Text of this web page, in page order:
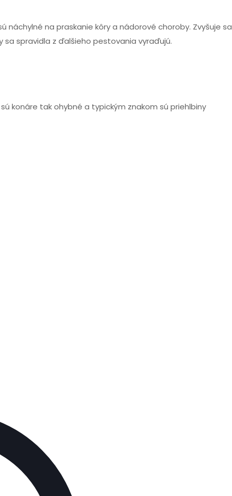
na praskanie kôry a nádorové choroby. Zvyšuje sa
sa spravidla z ďalšieho pestovania vyraďujú.
konáre tak ohybné a typickým znakom sú priehlbiny